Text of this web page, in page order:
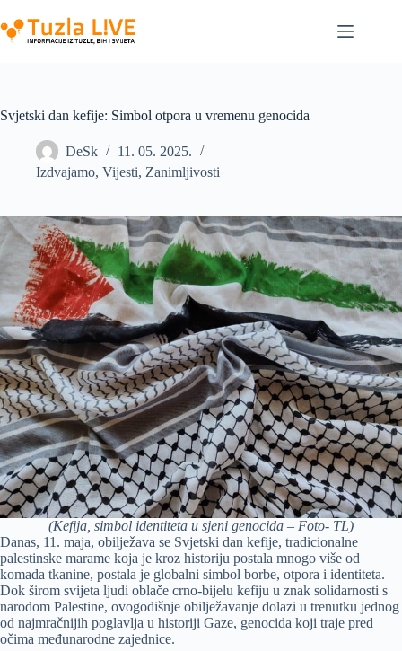
to
content
Svjetski dan kefije: Simbol otpora u vremenu genocida
DeSk
11. 05. 2025.
Izdvajamo, Vijesti, Zanimljivosti
(Kefija, simbol identiteta u sjeni genocida – Foto- TL)
Danas, 11. maja, obilježava se Svjetski dan kefije, tradicionalne
palestinske marame koja je kroz historiju postala mnogo više od
komada tkanine, postala je globalni simbol borbe, otpora i identiteta.
Dok širom svijeta ljudi oblače crno-bijelu kefiju u znak solidarnosti s
narodom Palestine, ovogodišnje obilježavanje dolazi u trenutku jednog
od najmračnijih poglavlja u historiji Gaze, genocida koji traje pred
očima međunarodne zajednice.